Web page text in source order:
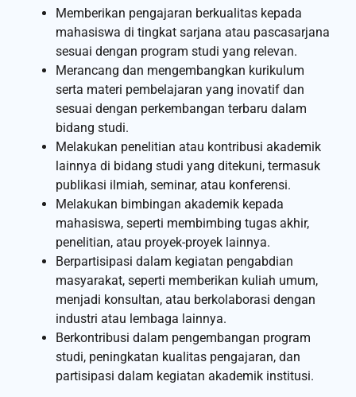
Memberikan pengajaran berkualitas kepada
mahasiswa di tingkat sarjana atau pascasarjana
sesuai dengan program studi yang relevan.
Merancang dan mengembangkan kurikulum
serta materi pembelajaran yang inovatif dan
sesuai dengan perkembangan terbaru dalam
bidang studi.
Melakukan penelitian atau kontribusi akademik
lainnya di bidang studi yang ditekuni, termasuk
publikasi ilmiah, seminar, atau konferensi.
Melakukan bimbingan akademik kepada
mahasiswa, seperti membimbing tugas akhir,
penelitian, atau proyek-proyek lainnya.
Berpartisipasi dalam kegiatan pengabdian
masyarakat, seperti memberikan kuliah umum,
menjadi konsultan, atau berkolaborasi dengan
industri atau lembaga lainnya.
Berkontribusi dalam pengembangan program
studi, peningkatan kualitas pengajaran, dan
partisipasi dalam kegiatan akademik institusi.